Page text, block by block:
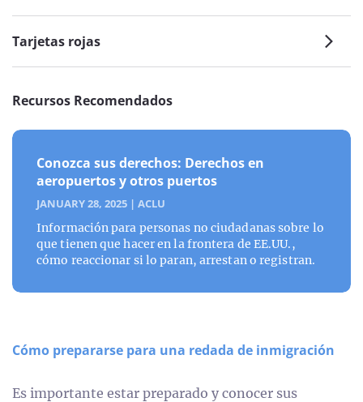
Tarjetas rojas
Recursos Recomendados
Conozca sus derechos: Derechos en
aeropuertos y otros puertos
JANUARY 28, 2025 | ACLU
Información para personas no ciudadanas sobre lo
que tienen que hacer en la frontera de EE.UU.,
cómo reaccionar si lo paran, arrestan o registran.
Cómo prepararse para una redada de inmigración
Es importante estar preparado y conocer sus